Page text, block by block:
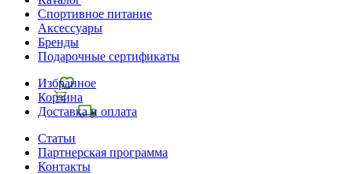
Спортивное питание
Аксессуары
Бренды
Подарочные сертификаты
Избранное
Корзина
Доставка и оплата
Статьи
Партнерская программа
Контакты